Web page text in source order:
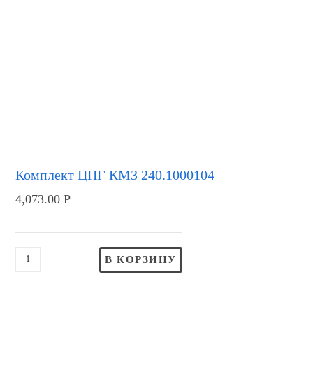
Комплект ЦПГ КМЗ 240.1000104
4,073.00Р
В КОРЗИНУ